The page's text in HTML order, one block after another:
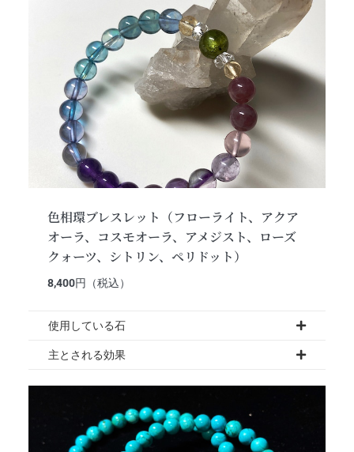
色相環ブレスレット（フローライト、アクア
オーラ、コスモオーラ、アメジスト、ローズ
クォーツ、シトリン、ペリドット）
8,400円（税込）
使用している石
主とされる効果